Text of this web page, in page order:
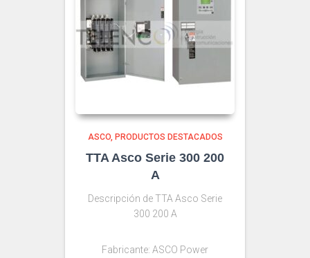
ASCO PRODUCTOS DESTACADOS
TTA Asco Serie 300 200
A
Descripción de TTA Asco Serie
300 200 A
Fabricante: ASCO Power